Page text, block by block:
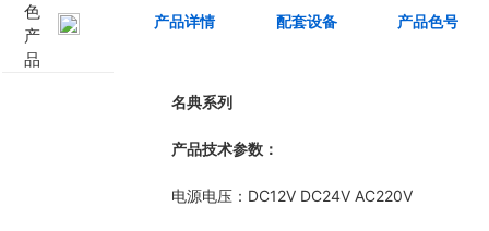
爱游戏体育官方网站（中国）股份有限公司 智能开关
大板系列智能开关
摇杆系列智能开关
精雕系列智能开关
色
产
品
产品详情 配套设备 产品色号
名典系列
产品技术参数：
电源电压：DC12V DC24V AC220V